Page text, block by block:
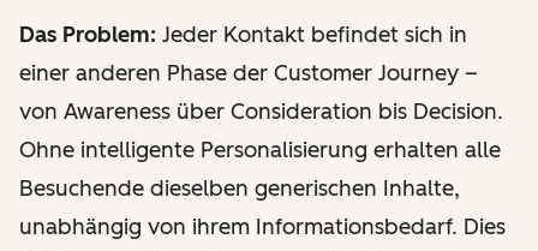
Das Problem: Jeder Kontakt befindet sich in
einer anderen Phase der Customer Journey –
von Awareness über Consideration bis Decision.
Ohne intelligente Personalisierung erhalten alle
Besuchende dieselben generischen Inhalte,
unabhängig von ihrem Informationsbedarf. Dies